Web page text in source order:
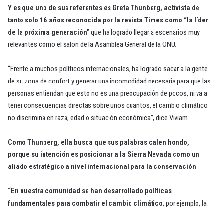
Y es que uno de sus referentes es Greta Thunberg, activista de
tanto solo 16 años reconocida por la revista Times como “la líder
de la próxima generación” que ha logrado llegar a escenarios muy
relevantes como el salón de la Asamblea General de la ONU.
“Frente a muchos políticos internacionales, ha logrado sacar a la gente
de su zona de confort y generar una incomodidad necesaria para que las
personas entiendan que esto no es una preocupación de pocos, ni va a
tener consecuencias directas sobre unos cuantos, el cambio climático
no discrimina en raza, edad o situación económica”, dice Viviam.
Como Thunberg, ella busca que sus palabras calen hondo,
porque su intención es posicionar a la Sierra Nevada como un
aliado estratégico a nivel internacional para la conservación.
“En nuestra comunidad se han desarrollado políticas
fundamentales para combatir el cambio climático, por ejemplo, la